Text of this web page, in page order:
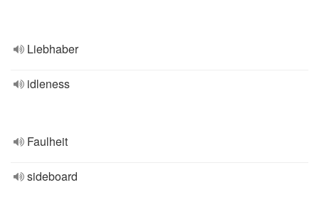
Liebhaber
idleness
Faulheit
sideboard